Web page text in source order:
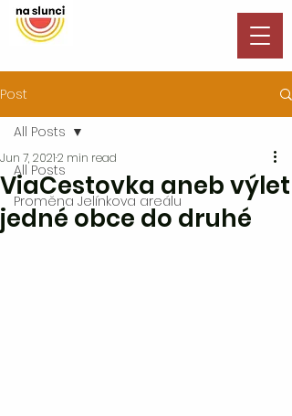
Post
All Posts
Proměna Jelínkova areálu
All Posts
ViaCestovka aneb výlet
jedné obce do druhé
Jun 7, 20212 min read